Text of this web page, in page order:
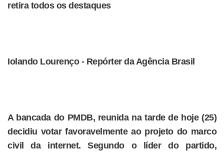
retira todos os destaques
Iolando Lourenço - Repórter da Agência Brasil
A bancada do PMDB, reunida na tarde de hoje (25)
decidiu votar favoravelmente ao projeto do marco
civil da internet. Segundo o líder do partido,